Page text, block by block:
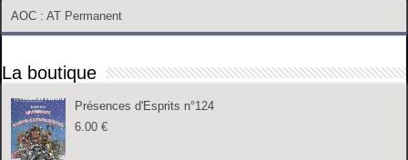
AOC : AT Permanent
La boutique
Présences d'Esprits n°124
6.00€